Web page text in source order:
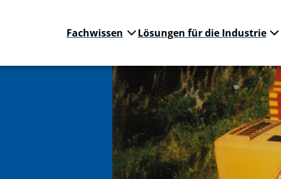
Fachwissen Lösungen für die Industrie